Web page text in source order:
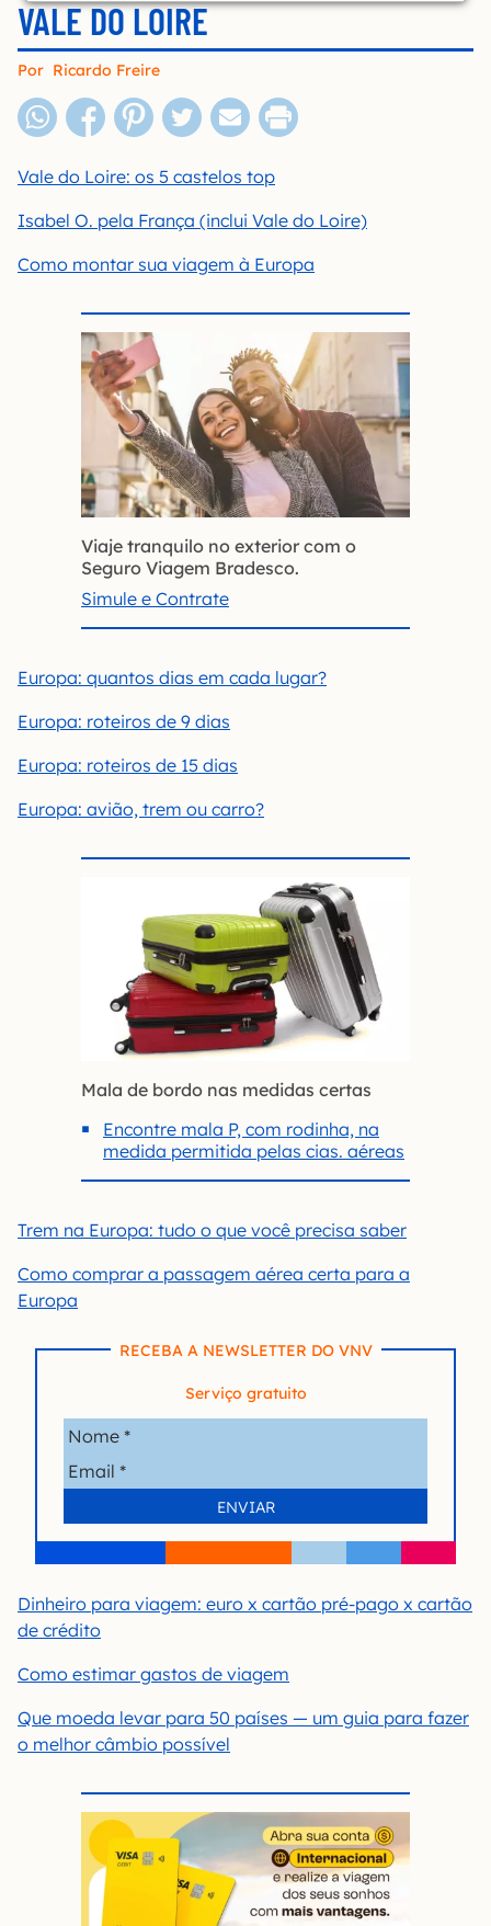
VALE DO LOIRE
Por Ricardo Freire
Vale do Loire: os 5 castelos top
Isabel O. pela França (inclui Vale do Loire)
Como montar sua viagem à Europa
Viaje tranquilo no exterior com o
Seguro Viagem Bradesco.
Simule e Contrate
Europa: quantos dias em cada lugar?
Europa: roteiros de 9 dias
Europa: roteiros de 15 dias
Europa: avião, trem ou carro?
Mala de bordo nas medidas certas
Encontre mala P, com rodinha, na
medida permitida pelas cias. aéreas
Trem na Europa: tudo o que você precisa saber
Como comprar a passagem aérea certa para a
Europa
RECEBA A NEWSLETTER DO VNV
Serviço gratuito
Dinheiro para viagem: euro x cartão pré-pago x cartão
de crédito
Como estimar gastos de viagem
Que moeda levar para 50 países — um guia para fazer
o melhor câmbio possível